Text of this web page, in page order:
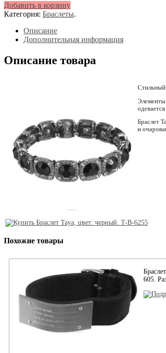
Добавить в корзину
Категория: Браслеты.
Описание
Дополнительная информация
Описание товара
Стильный
Элементы
Браслет
и
Похожие товары
605.